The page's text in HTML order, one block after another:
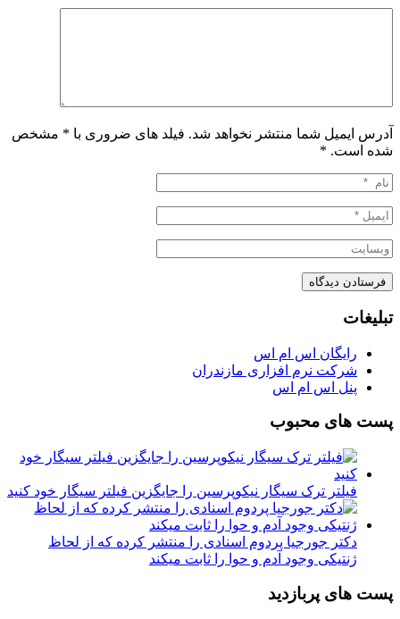
آدرس ایمیل شما منتشر نخواهد شد. فیلد های ضروری با * مشخص
شده است. *
تبلیغات
رایگان اس ام اس
شرکت نرم افزاری مازندران
پنل اس ام اس
پست های محبوب
فیلتر ترک سیگار نیکوپرسین را جایگزین فیلتر سیگار خود کنید
دکتر جورجیا پردوم اسنادی را منتشر کرده که از لحاظ
ژنتیکی وجود آدم و حوا را ثابت میکند
پست های پربازدید